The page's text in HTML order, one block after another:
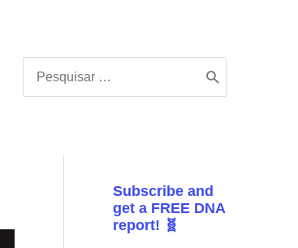
Subscribe and
get a FREE DNA
report! 🧬